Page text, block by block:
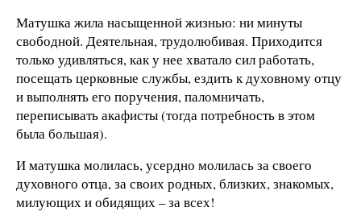
Матушка жила насыщенной жизнью: ни минуты
свободной. Деятельная, трудолюбивая. Приходится
только удивляться, как у нее хватало сил работать,
посещать церковные службы, ездить к духовному отцу
и выполнять его поручения, паломничать,
переписывать акафисты (тогда потребность в этом
была большая).
И матушка молилась, усердно молилась за своего
духовного отца, за своих родных, близких, знакомых,
милующих и обидящих – за всех!